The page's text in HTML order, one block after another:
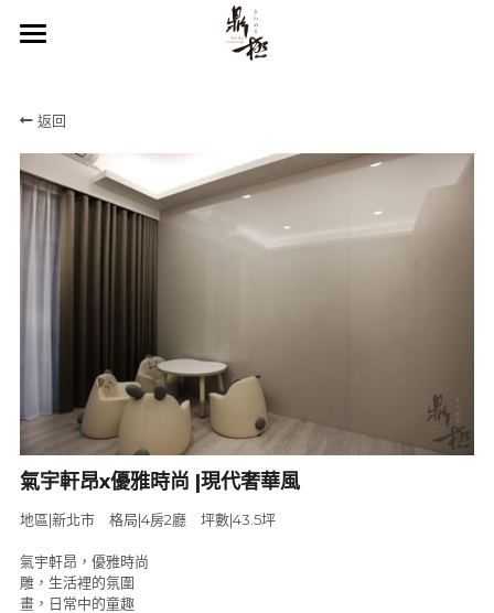
關於鼎極
服務項目
作品欣賞
聯絡我們
返回
氣宇軒昂x優雅時尚 |現代奢華風
地區|新北市 格局|4房2廳 坪數|43.5坪
氣宇軒昂，優雅時尚
雕，生活裡的氛圍
畫，日常中的童趣
部落格分類
所有博客分類
空間設計
裝修篇